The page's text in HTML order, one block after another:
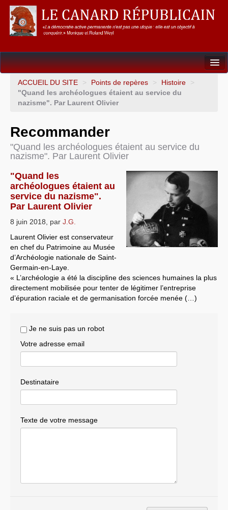
Dossiers
L’Union européenne
Gouvernance mondiale & mondialisation
International
Résistances
L’Empire américain
Systèmes & société sous contrôle
Nouvelles de l’antirépublique
Crises "Covid-19 & H1N1"
Guerre en Ukraine
ACCUEIL DU SITE > Points de repères > Histoire
>
"Quand les archéologues étaient au service du
nazisme". Par Laurent Olivier
Recommander
"Quand les archéologues étaient au service du
nazisme". Par Laurent Olivier
"Quand les
archéologues étaient au
service du nazisme".
Par Laurent Olivier
8 juin 2018 par J.G.
Laurent Olivier est conservateur
en chef du Patrimoine au Musée
d’Archéologie nationale de Saint-
Germain-en-Laye.
« L’archéologie a été la discipline des sciences humaines la plus
directement mobilisée pour tenter de légitimer l’entreprise
d’épuration raciale et de germanisation forcée menée (…)
Je ne suis pas un robot
Votre adresse email
Destinataire
Texte de votre message